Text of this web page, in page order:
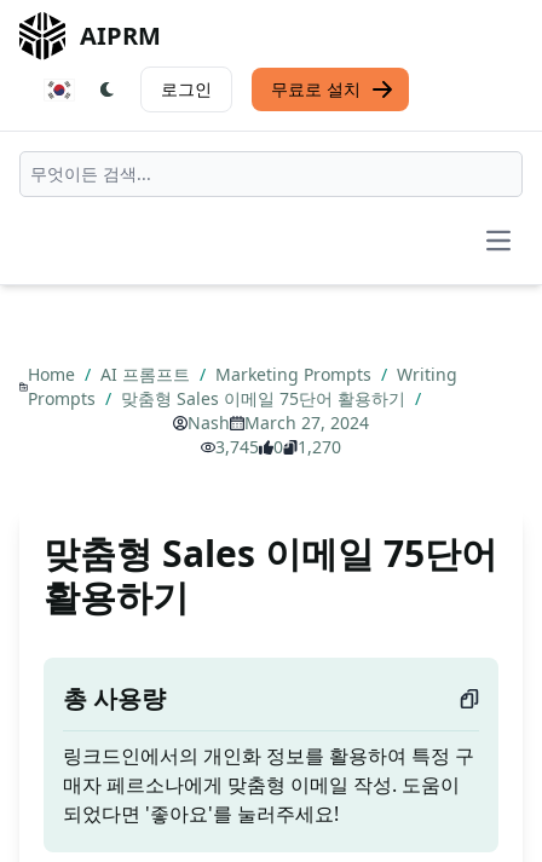
AIPRM
로그인 무료로 설치
Home / AI 프롬프트 / Marketing Prompts / Writing
Prompts / 맞춤형 Sales 이메일 75단어 활용하기 /
Nash
March 27, 2024
3,745
0 1,270
맞춤형 Sales 이메일 75단어
활용하기
총 사용량
링크드인에서의 개인화 정보를 활용하여 특정 구
매자 페르소나에게 맞춤형 이메일 작성. 도움이
되었다면 '좋아요'를 눌러주세요!